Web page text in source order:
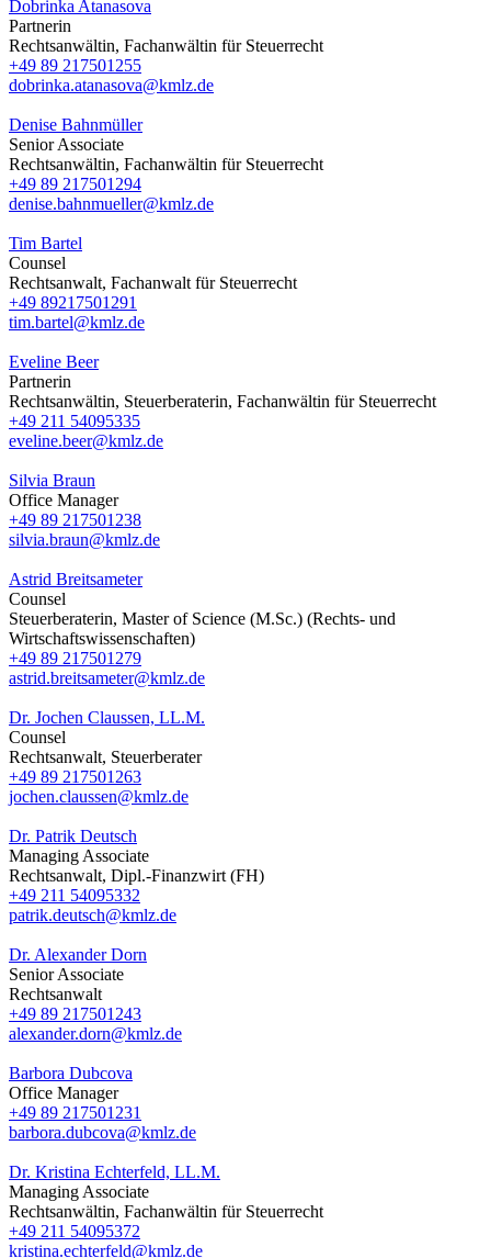
Dobrinka Atanasova
Partnerin
Rechtsanwältin, Fachanwältin für Steuerrecht
+49 89 217501255
dobrinka.atanasova@kmlz.de
Denise Bahnmüller
Senior Associate
Rechtsanwältin, Fachanwältin für Steuerrecht
+49 89 217501294
denise.bahnmueller@kmlz.de
Tim Bartel
Counsel
Rechtsanwalt, Fachanwalt für Steuerrecht
+49 89217501291
tim.bartel@kmlz.de
Eveline Beer
Partnerin
Rechtsanwältin, Steuerberaterin, Fachanwältin für Steuerrecht
+49 211 54095335
eveline.beer@kmlz.de
Silvia Braun
Office Manager
+49 89 217501238
silvia.braun@kmlz.de
Astrid Breitsameter
Counsel
Steuerberaterin, Master of Science (M.Sc.) (Rechts- und
Wirtschaftswissenschaften)
+49 89 217501279
astrid.breitsameter@kmlz.de
Dr. Jochen Claussen, LL.M.
Counsel
Rechtsanwalt, Steuerberater
+49 89 217501263
jochen.claussen@kmlz.de
Dr. Patrik Deutsch
Managing Associate
Rechtsanwalt, Dipl.-Finanzwirt (FH)
+49 211 54095332
patrik.deutsch@kmlz.de
Dr. Alexander Dorn
Senior Associate
Rechtsanwalt
+49 89 217501243
alexander.dorn@kmlz.de
Barbora Dubcova
Office Manager
+49 89 217501231
barbora.dubcova@kmlz.de
Dr. Kristina Echterfeld, LL.M.
Managing Associate
Rechtsanwältin, Fachanwältin für Steuerrecht
+49 211 54095372
kristina.echterfeld@kmlz.de